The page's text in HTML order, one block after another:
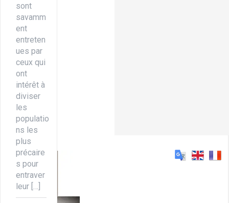
sont
savamm
ent
entreten
ues par
ceux qui
ont
intérêt à
diviser
les
populatio
ns les
plus
précaire
s pour
entraver
leur […]